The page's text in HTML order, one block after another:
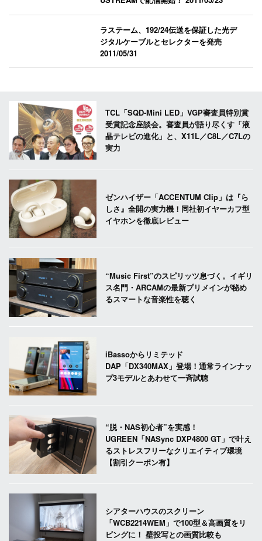
ラステーム、192/24伝送を保証した光デ
ジタルケーブルとセレクターを発売
2011/05/31
TCL「SQD-Mini LED」VGP審査員特別賞
受賞記念座談会。審査員が語り尽くす「液
晶テレビの進化」と、X11L／C8L／C7Lの
実力
ゼンハイザー「ACCENTUM Clip」は『ら
しさ』全開の実力機！同社初イヤーカフ型
イヤホンを徹底レビュー
“Music First”のスピリッツ息づく。イギリ
ス名門・ARCAMの最新プリメインが秘め
るスマートな音楽性を聴く
iBassoからリミテッド
DAP「DX340MAX」登場！通常ラインナッ
プ3モデルとあわせて一斉試聴
“脱・NAS初心者”を実感！
UGREEN「NASync DXP4800 GT」で叶え
るストレスフリーなクリエイティブ環境
【割引クーポン有】
シアターハウスのスクリーン
「WCB2214WEM」で100型＆高画質をリ
ビングに！ 壁投写との画質比較も